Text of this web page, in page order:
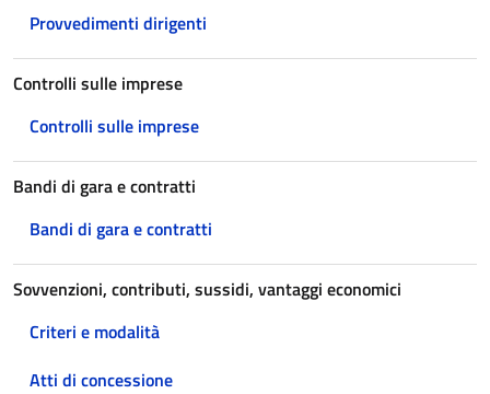
Provvedimenti dirigenti
Controlli sulle imprese
Controlli sulle imprese
Bandi di gara e contratti
Bandi di gara e contratti
Sovvenzioni, contributi, sussidi, vantaggi economici
Criteri e modalità
Atti di concessione